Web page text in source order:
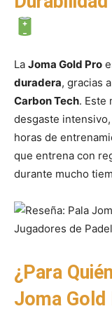
La Joma Gold Pro
duradera, gracias
Carbon Tech. Este
desgaste
horas de
que entrena con
durante mucho
¿Para
Joma Gold